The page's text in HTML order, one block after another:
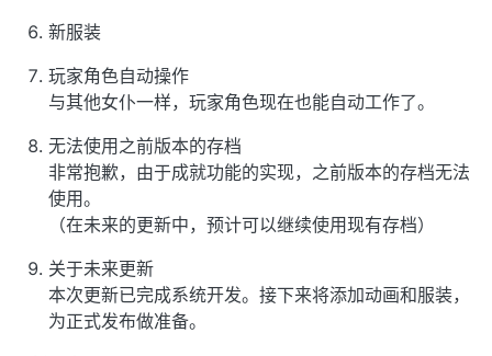
新服装
玩家角色自动操作
与其他女仆一样，玩家角色现在也能自动工作了。
无法使用之前版本的存档
非常抱歉，由于成就功能的实现，之前版本的存档无法
使用。
（在未来的更新中，预计可以继续使用现有存档）
关于未来更新
本次更新已完成系统开发。接下来将添加动画和服装，
为正式发布做准备。